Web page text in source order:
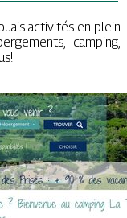
activités en plein
camping,